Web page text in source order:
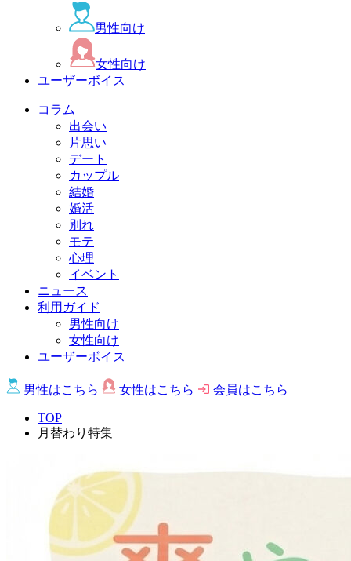
男性向け
女性向け
ユーザーボイス
コラム
出会い
片思い
デート
カップル
結婚
婚活
別れ
モテ
心理
イベント
ニュース
利用ガイド
男性向け
女性向け
ユーザーボイス
男性はこちら 女性はこちら 会員はこちら
TOP
月替わり特集